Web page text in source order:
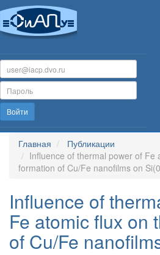
Войти
Главная
Публикации
Influence of thermal power of Fe
formation of Cu/Fe nanofilms on
Influence of
Fe atomic flux on
of Cu/Fe